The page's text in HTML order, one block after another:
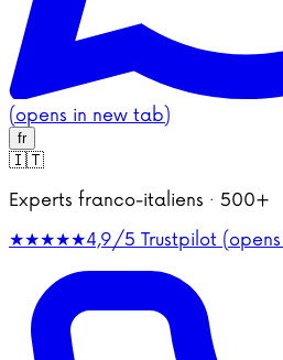
(opens in new tab)
fr
🇮🇹
Experts franco-italiens · 500+
★★★★★4,9/5 Trustpilot